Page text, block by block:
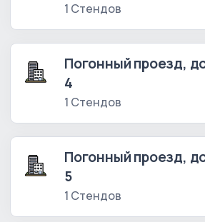
1 Стендов
Погонный проезд,
4
1 Стендов
Погонный проезд,
5
1 Стендов